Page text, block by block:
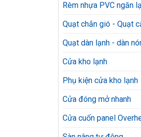
Rèm nhựa PVC ngăn
Quạt chắn gió - Quạt
Quạt dàn lạnh - dàn
Cửa kho lạnh
Phụ kiện cửa kho lạnh
Cửa đóng mở nhanh
Cửa cuốn panel